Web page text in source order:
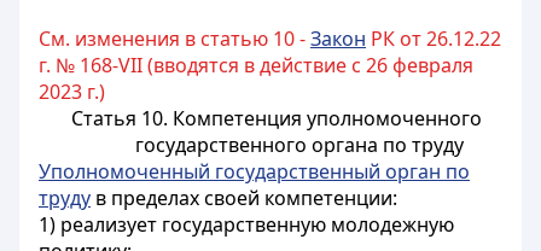
См. изменения в статью 10 -Закон РК от 26.12.22
г. № 168-VII (вводятся в действие с 26 февраля
2023 г.)
Статья 10. Компетенция уполномоченного
государственного органа по труду
Уполномоченный государственный орган по
труду в пределах своей компетенции:
1) реализует государственную молодежную